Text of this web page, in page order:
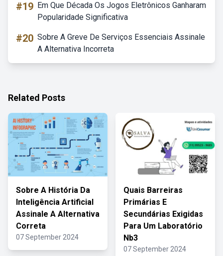
#19 Em Que Década Os Jogos Eletrônicos Ganharam
Popularidade Significativa
#20 Sobre A Greve De Serviços Essenciais Assinale
A Alternativa Incorreta
Related Posts
Sobre A História Da
Inteligência Artificial
Assinale A Alternativa
Correta
07 September 2024
Quais Barreiras
Primárias E
Secundárias Exigidas
Para Um Laboratório
Nb3
07 September 2024